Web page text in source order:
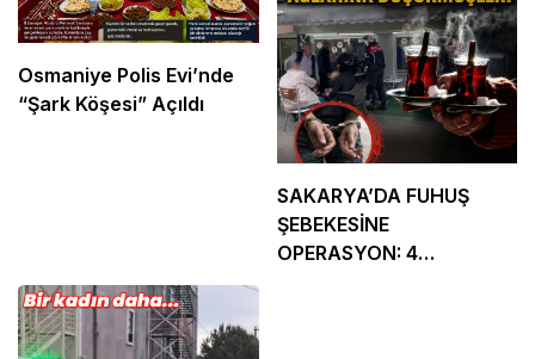
Osmaniye Polis Evi’nde
“Şark Köşesi” Açıldı
SAKARYA’DA FUHUŞ
ŞEBEKESİNE
OPERASYON: 4